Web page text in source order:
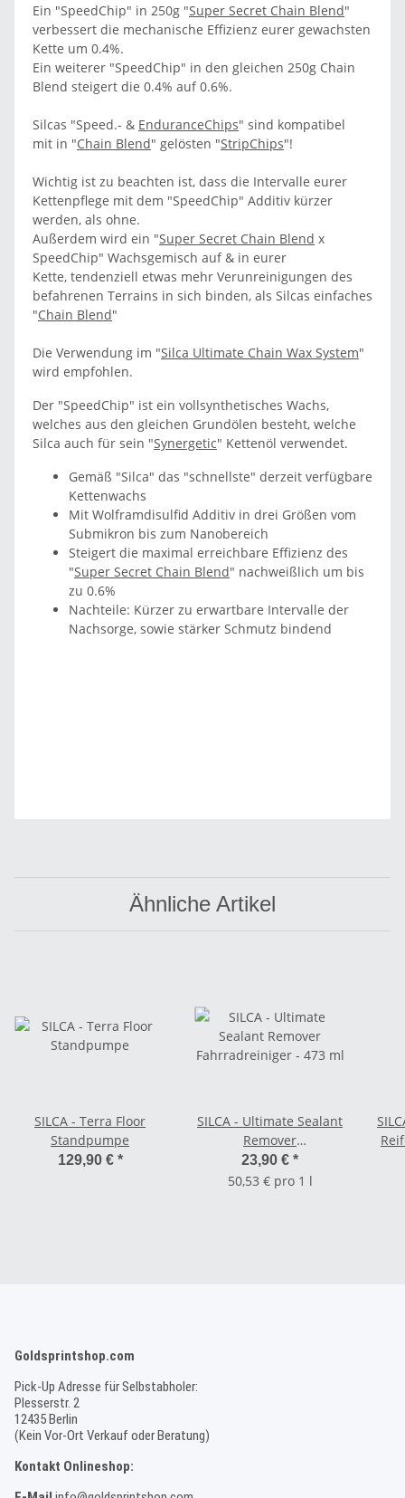
Ein "SpeedChip" in 250g "Super Secret Chain Blend"
verbessert die mechanische Effizienz eurer gewachsten
Kette um 0.4%.
Ein weiterer "SpeedChip" in den gleichen 250g Chain
Blend steigert die 0.4% auf 0.6%.
Silcas "Speed.- & EnduranceChips" sind kompatibel
mit in "Chain Blend" gelösten "StripChips"!
Wichtig ist zu beachten ist, dass die Intervalle eurer
Kettenpflege mit dem "SpeedChip" Additiv kürzer
werden, als ohne.
Außerdem wird ein "Super Secret Chain Blend x
SpeedChip" Wachsgemisch auf & in eurer
Kette, tendenziell etwas mehr Verunreinigungen des
befahrenen Terrains in sich binden, als Silcas einfaches
"Chain Blend"
Die Verwendung im "Silca Ultimate Chain Wax System"
wird empfohlen.
Der "SpeedChip" ist ein vollsynthetisches Wachs,
welches aus den gleichen Grundölen besteht, welche
Silca auch für sein "Synergetic" Kettenöl verwendet.
Gemäß "Silca" das "schnellste" derzeit verfügbare
Kettenwachs
Mit Wolframdisulfid Additiv in drei Größen vom
Submikron bis zum Nanobereich
Steigert die maximal erreichbare Effizienz des
"Super Secret Chain Blend" nachweißlich um bis
zu 0.6%
Nachteile: Kürzer zu erwartbare Intervalle der
Nachsorge, sowie stärker Schmutz bindend
Ähnliche Artikel
SILCA - Terra Floor
Standpumpe
129,90 € *
SILCA - Ultimate Sealant
Remover
Fahrradreiniger - 473 ml
23,90 € *
50,53 € pro 1 l
Goldsprintshop.com
Pick-Up Adresse für Selbstabholer:
Plesserstr. 2
12435 Berlin
(Kein Vor-Ort Verkauf oder Beratung)
Kontakt Onlineshop: